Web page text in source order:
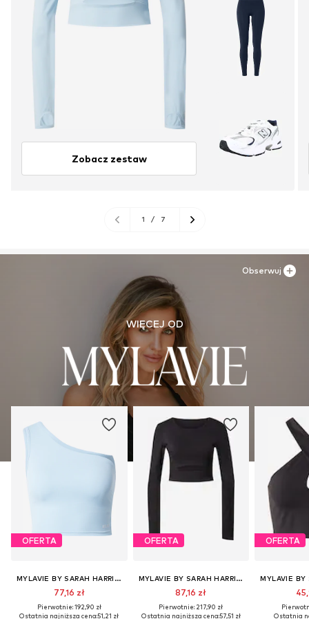
Zobacz zestaw
1 / 7
WIĘCEJ OD
OFERTA
MYLAVIE BY SARAH HARRISON
77,16 zł
Pierwotnie: 192,90 zł
Ostatnia najniższa cena:51,21 zł
OFERTA
MYLAVIE BY SARAH HARRISON
87,16 zł
Pierwotnie: 217,90 zł
Ostatnia najniższa cena:57,51 zł
OFERTA
Ostatnia
Obserwuj